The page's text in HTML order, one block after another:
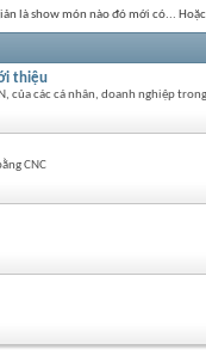
là show món nào đó mới có...
thiệu
của các cá nhân, doanh nghiệp
CNC